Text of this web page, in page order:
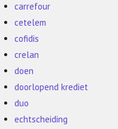
carrefour
cetelem
cofidis
crelan
doen
doorlopend krediet
duo
echtscheiding